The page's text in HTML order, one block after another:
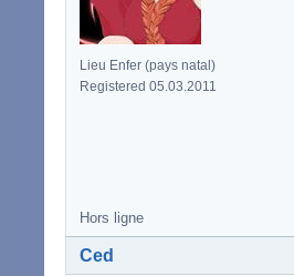
Lieu Enfer (pays natal)
Registered 05.03.2011
Hors ligne
Ced